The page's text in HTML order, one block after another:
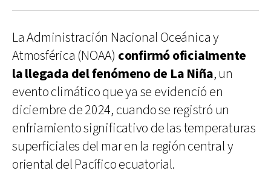
La Administración Nacional Oceánica y
Atmosférica (NOAA) confirmó oficialmente
la llegada del fenómeno de La Niña, un
evento climático que ya se evidenció en
diciembre de 2024, cuando se registró un
enfriamiento significativo de las temperaturas
superficiales del mar en la región central y
oriental del Pacífico ecuatorial.